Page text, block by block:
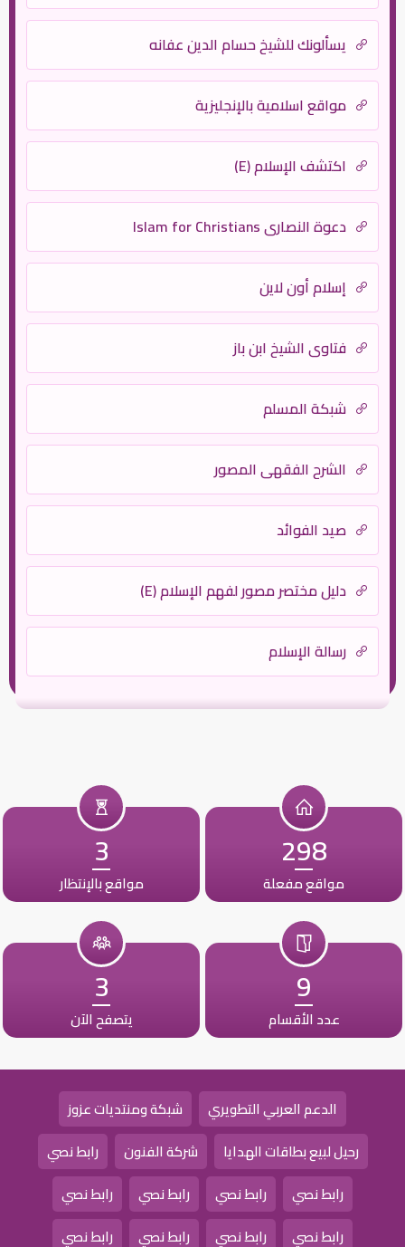
يسألونك للشيخ حسام الدين عفانه
مواقع اسلامية بالإنجليزية
اكتشف الإسلام (E)
دعوة النصارى Islam for Christians
إسلام أون لاين
فتاوى الشيخ ابن باز
شبكة المسلم
الشرح الفقهي المصور
صيد الفوائد
دليل مختصر مصور لفهم الإسلام (E)
رسالة الإسلام
298
مواقع مفعلة
3
مواقع بالإنتظار
9
عدد الأقسام
3
يتصفح الآن
الدعم العربي التطويري
شبكة ومنتديات عزوز
رحيل لبيع بطاقات الهدايا
شركة الفنون
رابط نصي
رابط نصي
رابط نصي رابط نصي
رابط نصي
رابط نصي
رابط نصي رابط نصي رابط نصي